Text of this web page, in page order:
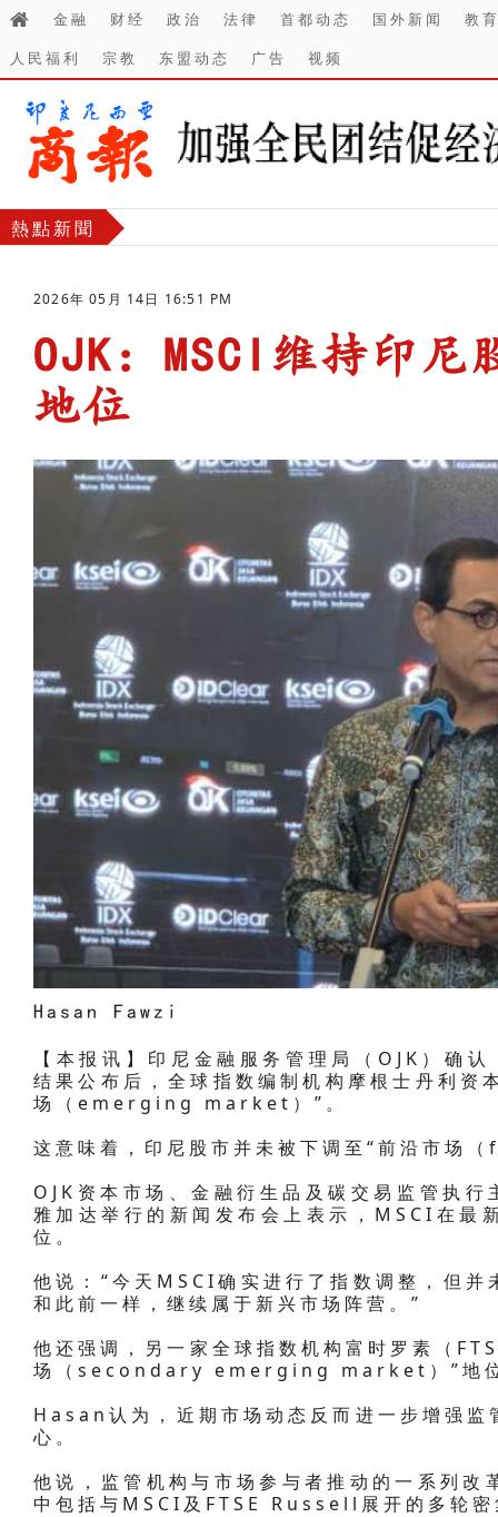
金融 财经 政治 法律 首都动态 国外新闻
教
人民福利
宗教 东盟动态 广告 视频
熱點新聞
2026年 05月 14日 16:51 PM
OJK：MSCI维持印
地位
Hasan Fawzi
【本报讯】印尼金融服务管理局（OJK）
结果公布后，全球指数编制机构摩根士丹利
场（emerging market）”。
这意味着，印尼股市并未被下调至“前沿市
OJK资本市场、金融衍生品及碳交易监管执
雅加达举行的新闻发布会上表示，MSCI在最
位。
他说：“今天MSCI确实进行了指数调整，但
和此前一样，继续属于新兴市场阵营。”
他还强调，另一家全球指数机构富时罗素（
场（secondary emerging market）”地
Hasan认为，近期市场动态反而进一步增强
心。
他说，监管机构与市场参与者推动的一系列
中包括与MSCI及FTSE Russell展开的多轮密